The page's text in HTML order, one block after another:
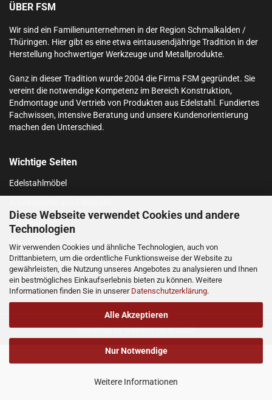
Diese Webseite verwendet Cookies und andere
Technologien
Wir verwenden Cookies und ähnliche Technologien, auch von
Drittanbietern, um die ordentliche Funktionsweise der Website zu
gewährleisten, die Nutzung unseres Angebotes zu analysieren und Ihnen
ein bestmögliches Einkaufserlebnis bieten zu können. Weitere
Informationen finden Sie in unserer Datenschutzerklärung.
Alle Akzeptieren
Nur Notwendige
Weitere Informationen
ÜBER FSM
Wir sind ein Familienunternehmen in der Region Schmalkalden /
Thüringen. Hier gibt es eine etwa eintausendjährige Tradition in der
Herstellung hochwertiger Werkzeuge und Metallprodukte.
Ganz in dieser Tradition wurde 2004 die Firma FSM gegründet. Sie
vereint die notwendige Kompetenz im Bereich Konstruktion,
Endmontage und Vertrieb von Produkten aus Edelstahl. Fundiertes
Fachwissen, intensive Beratung und unsere Kundenorientierung
machen den Unterschied.
Wichtige Seiten
Edelstahlmöbel
Abfüllanlagen
Produkt-Suche
Login
Webshopby Gambio.de © 2023